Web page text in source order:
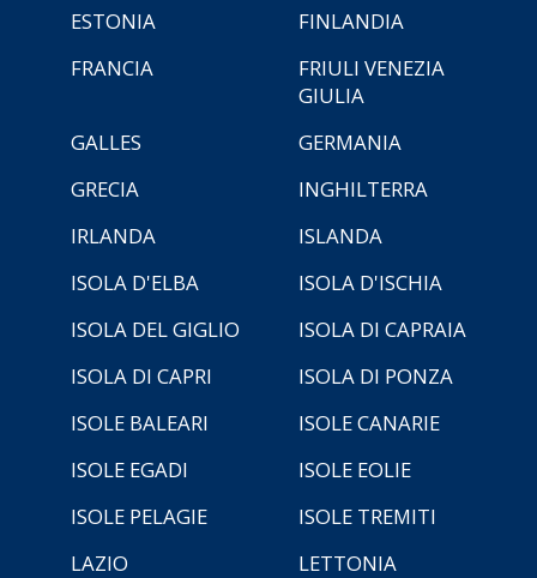
ESTONIA
FINLANDIA
FRANCIA
FRIULI VENEZIA
GIULIA
GALLES
GERMANIA
GRECIA
INGHILTERRA
IRLANDA
ISLANDA
ISOLA D'ELBA
ISOLA D'ISCHIA
ISOLA DEL GIGLIO
ISOLA DI CAPRAIA
ISOLA DI CAPRI
ISOLA DI PONZA
ISOLE BALEARI
ISOLE CANARIE
ISOLE EGADI
ISOLE EOLIE
ISOLE PELAGIE
ISOLE TREMITI
LAZIO
LETTONIA